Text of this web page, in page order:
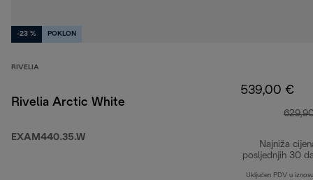
-23 % POKLON
RIVELIA
Rivelia Arctic White
EXAM440.35.W
539,00 €
Najniža
posljednjih 30
Uključen PDV u